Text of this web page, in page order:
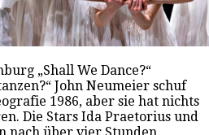
„Shall We Dance?“
John Neumeier schuf
1986, aber sie hat nichts
Die Stars Ida Praetorius und